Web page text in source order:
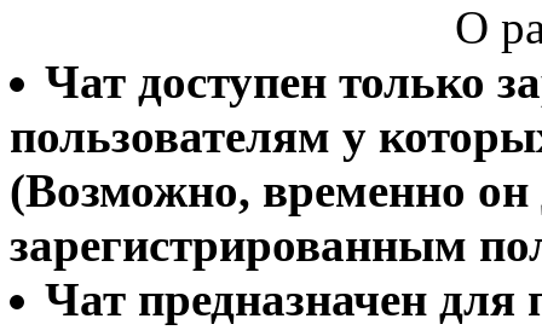
О
Чат доступен только
пользователям у
(Возможно, временно он
зарегистрированным
Чат предназначен для